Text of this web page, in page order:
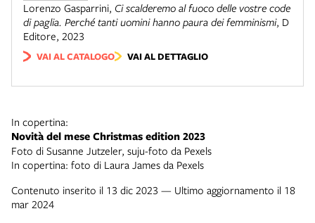
Lorenzo Gasparrini, Ci scalderemo al fuoco delle vostre code
di paglia. Perché tanti uomini hanno paura dei femminismi, D
Editore, 2023
VAI AL CATALOGO VAI AL DETTAGLIO
In copertina:
Novità del mese Christmas edition 2023
Foto di Susanne Jutzeler, suju-foto da Pexels
In copertina: foto di Laura James da Pexels
Contenuto inserito il 13 dic 2023 — Ultimo aggiornamento il 18
mar 2024